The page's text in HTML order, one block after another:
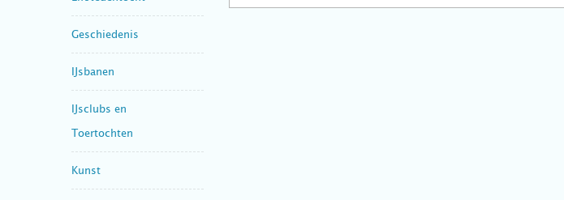
Geschiedenis
IJsbanen
IJsclubs en
Toertochten
Kunst